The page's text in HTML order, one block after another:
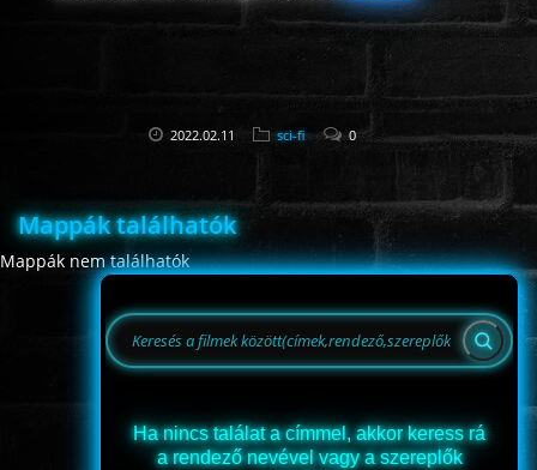
2022.02.11 sci-fi 0
Mappák találhatók
Mappák nem találhatók
Ha nincs találat a címmel, akkor keress rá
a rendező nevével vagy a szereplők